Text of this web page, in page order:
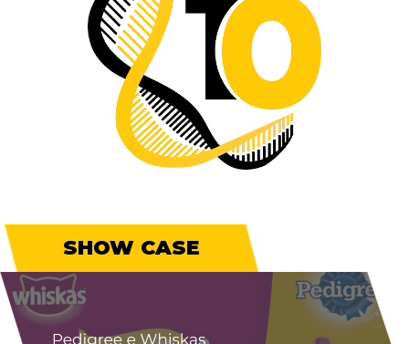
SHOW CASE